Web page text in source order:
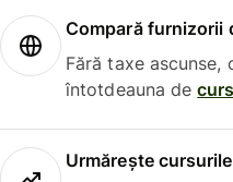
Compară furnizorii
Fără taxe ascunse,
întotdeauna de
Urmărește